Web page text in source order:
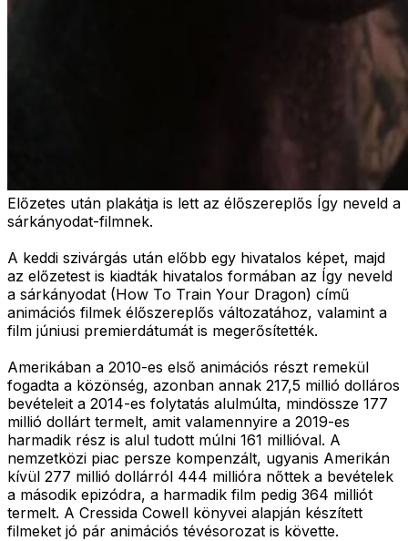
Előzetes után plakátja is lett az élőszereplős Így neveld a
sárkányodat-filmnek.
A keddi szivárgás után előbb egy hivatalos képet, majd
az előzetest is kiadták hivatalos formában az Így neveld
a sárkányodat (How To Train Your Dragon) című
animációs filmek élőszereplős változatához, valamint a
film júniusi premierdátumát is megerősítették.
Amerikában a 2010-es első animációs részt remekül
fogadta a közönség, azonban annak 217,5 millió dolláros
bevételeit a 2014-es folytatás alulmúlta, mindössze 177
millió dollárt termelt, amit valamennyire a 2019-es
harmadik rész is alul tudott múlni 161 millióval. A
nemzetközi piac persze kompenzált, ugyanis Amerikán
kívül 277 millió dollárról 444 millióra nőttek a bevételek
a második epizódra, a harmadik film pedig 364 milliót
termelt. A Cressida Cowell könyvei alapján készített
filmeket jó pár animációs tévésorozat is követte.